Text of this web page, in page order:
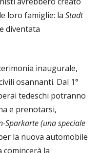
loro famiglie: la Stadt
diventata
inaugurale,
osannanti. Dal 1°
tedeschi potranno
e prenotarsi,
Sparkarte (una speciale
la nuova automobile
comincerà la